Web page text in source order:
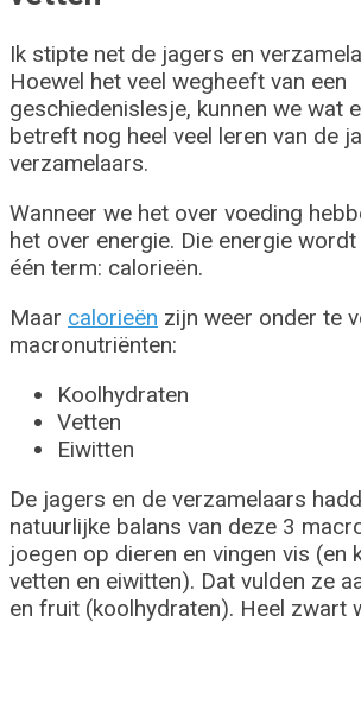
Ik stipte net de jagers en
Hoewel het veel wegheeft van een
geschiedenislesje, kunnen we wat
betreft nog heel veel leren van de
verzamelaars.
Wanneer we het over voeding
het over energie. Die energie
één term: calorieën.
Maar calorieën zijn weer onder te
macronutriënten:
Koolhydraten
Vetten
Eiwitten
De jagers en de verzamelaars
natuurlijke balans van deze 3
joegen op dieren en vingen vis (en
vetten en eiwitten). Dat vulden ze
en fruit (koolhydraten). Heel zwart